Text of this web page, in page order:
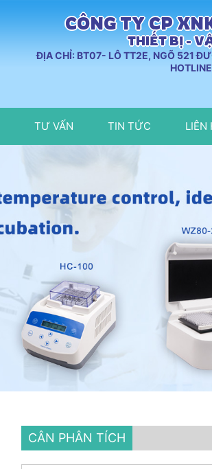
CÔNG TY CP
THIẾT BỊ -
ĐỊA CHỈ: BT07- LÔ TT2E, NGÕ 521
TƯ VẤN TIN TỨC LIÊN
CÂN PHÂN TÍCH